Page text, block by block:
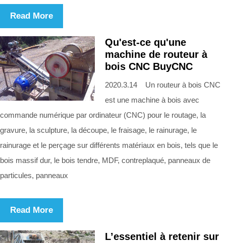
Read More
Qu'est-ce qu'une
machine de routeur à
bois CNC BuyCNC
2020.3.14 Un routeur à bois CNC
est une machine à bois avec
commande numérique par ordinateur (CNC) pour le routage, la
gravure, la sculpture, la découpe, le fraisage, le rainurage, le
rainurage et le perçage sur différents matériaux en bois, tels que le
bois massif dur, le bois tendre, MDF, contreplaqué, panneaux de
particules, panneaux
Read More
L’essentiel à retenir sur